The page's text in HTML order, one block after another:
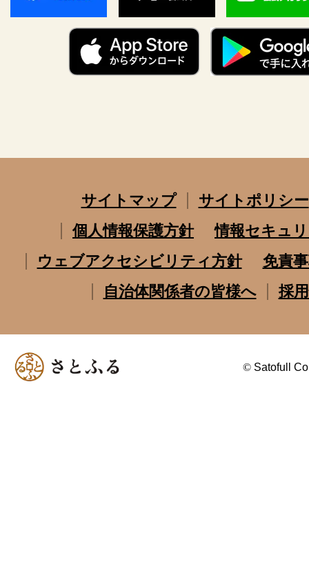
サイトマップ
サイトポリシー
個人情報保護方針
情報セキュ
ウェブアクセシビリティ方針
免責
自治体関係者の皆様へ
採
© Satofull